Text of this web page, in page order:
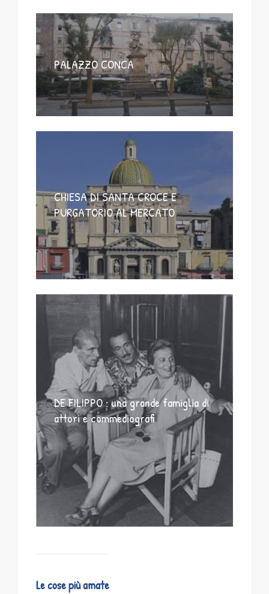
PALAZZO CONCA
CHIESA DI SANTA CROCE E
PURGATORIO AL MERCATO
DE FILIPPO : una grande famiglia di
attori e commediografi
Le cose più amate